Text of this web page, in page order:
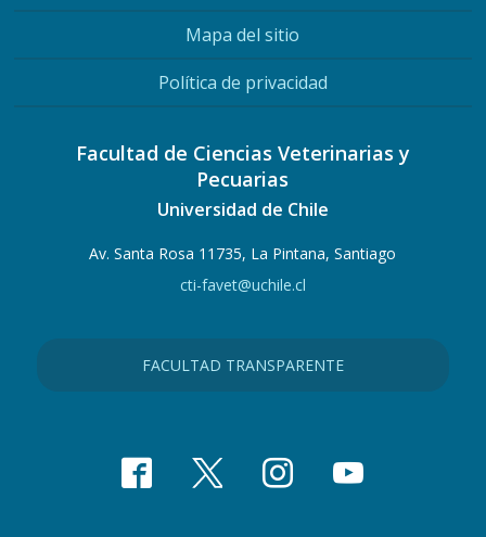
Mapa del sitio
Política de privacidad
Facultad de Ciencias Veterinarias y
Pecuarias
Universidad de Chile
Av. Santa Rosa 11735, La Pintana, Santiago
cti-favet@uchile.cl
FACULTAD TRANSPARENTE